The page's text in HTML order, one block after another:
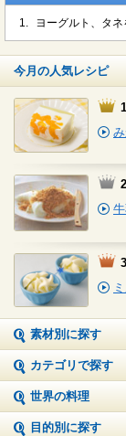
1. ヨーグルト、タ
今月の人気レシピ
素材別に探す
カテゴリで探す
世界の料理
目的別に探す